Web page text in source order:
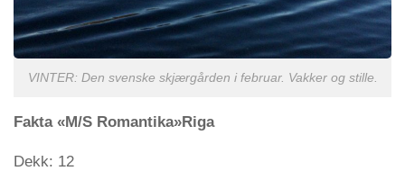
VINTER: Den svenske skjærgården i februar. Vakker og stille.
Fakta «M/S Romantika»Riga
Dekk: 12